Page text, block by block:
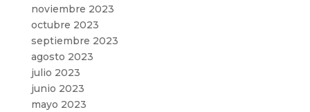
noviembre 2023
octubre 2023
septiembre 2023
agosto 2023
julio 2023
junio 2023
mayo 2023